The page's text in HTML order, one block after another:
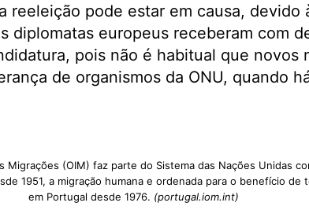
reeleição pode estar em causa, devido
diplomatas europeus receberam com
pois não é habitual que novos
de organismos da ONU, quando
Migrações (OIM) faz parte do Sistema das Nações Unidas
1951, a migração humana e ordenada para o benefício de
em Portugal desde 1976. (portugal.iom.int)